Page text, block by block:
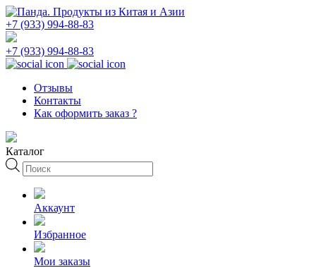
+7 (933) 994-88-83
+7 (933) 994-88-83
Отзывы
Контакты
Как оформить заказ ?
Каталог
Поиск
товаров
Аккаунт
Избранное
Мои заказы